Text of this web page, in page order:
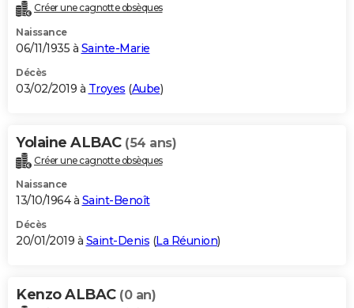
Créer une cagnotte obsèques
Naissance
06/11/1935 à Sainte-Marie
Décès
03/02/2019 à Troyes (Aube)
Yolaine ALBAC (54 ans)
Créer une cagnotte obsèques
Naissance
13/10/1964 à Saint-Benoît
Décès
20/01/2019 à Saint-Denis (La Réunion)
Kenzo ALBAC (0 an)